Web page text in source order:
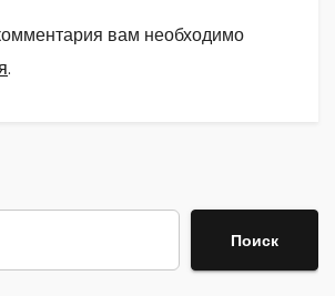
вам необходимо
.
Поиск